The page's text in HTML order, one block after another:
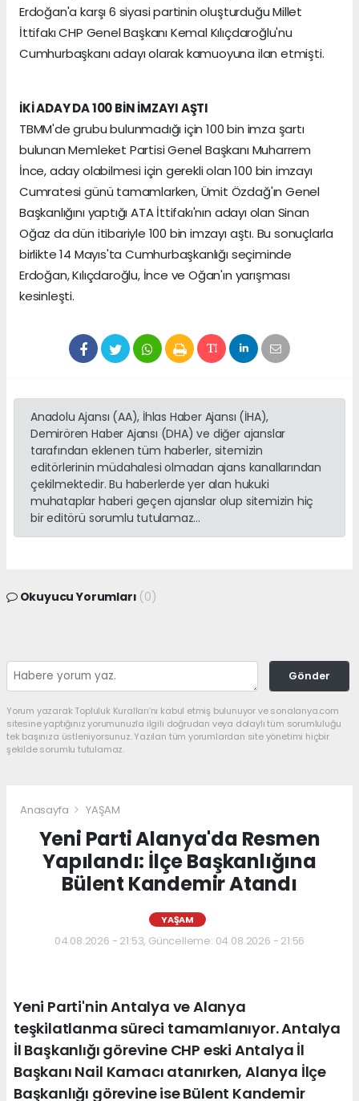
Erdoğan'a karşı 6 siyasi partinin oluşturduğu Millet
İttifakı CHP Genel Başkanı Kemal Kılıçdaroğlu'nu
Cumhurbaşkanı adayı olarak kamuoyuna ilan etmişti.
İKİ ADAY DA 100 BİN İMZAYI AŞTI
TBMM'de grubu bulunmadığı için 100 bin imza şartı
bulunan Memleket Partisi Genel Başkanı Muharrem
İnce, aday olabilmesi için gerekli olan 100 bin imzayı
Cumratesi günü tamamlarken, Ümit Özdağ'ın Genel
Başkanlığını yaptığı ATA İttifakı'nın adayı olan Sinan
Oğaz da dün itibariyle 100 bin imzayı aştı. Bu sonuçlarla
birlikte 14 Mayıs'ta Cumhurbaşkanlığı seçiminde
Erdoğan, Kılıçdaroğlu, İnce ve Oğan'ın yarışması
kesinleşti.
Anadolu Ajansı (AA), İhlas Haber Ajansı (İHA),
Demirören Haber Ajansı (DHA) ve diğer ajanslar
tarafından eklenen tüm haberler, sitemizin
editörlerinin müdahalesi olmadan ajans kanallarından
çekilmektedir. Bu haberlerde yer alan hukuki
muhataplar haberi geçen ajanslar olup sitemizin hiç
bir editörü sorumlu tutulamaz...
Okuyucu Yorumları (0)
Gönder
Yorum yazarak Topluluk Kuralları’nı kabul etmiş bulunuyor ve sonalanya.com
sitesine yaptığınız yorumunuzla ilgili doğrudan veya dolaylı tüm sorumluluğu
tek başınıza üstleniyorsunuz. Yazılan tüm yorumlardan site yönetimi hiçbir
şekilde sorumlu tutulamaz.
Anasayfa YAŞAM
Yeni Parti Alanya'da Resmen
Yapılandı: İlçe Başkanlığına
Bülent Kandemir Atandı
YAŞAM
04.08.2026 - 21:53, Güncelleme: 04.08.2026 - 21:56
Yeni Parti'nin Antalya ve Alanya
teşkilatlanma süreci tamamlanıyor. Antalya
İl Başkanlığı görevine CHP eski Antalya İl
Başkanı Nail Kamacı atanırken, Alanya İlçe
Başkanlığı görevine ise Bülent Kandemir